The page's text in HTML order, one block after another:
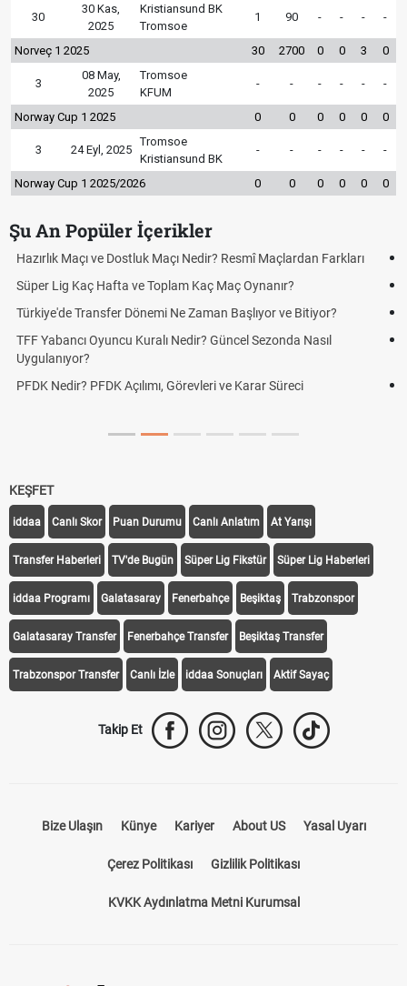
30
30 Kas,
2025
Kristiansund BK
Tromsoe
1 90 - - - -
Norveç 1 2025 30 2700 0 0 3 0
3
08 May,
2025
Tromsoe
KFUM
- - - - - -
Norway Cup 1 2025 0 0 0 0 0 0
3 24 Eyl, 2025
Tromsoe
Kristiansund BK
- - - - - -
Norway Cup 1 2025/2026 0 0 0 0 0 0
Şu An Popüler İçerikler
Puan Durumunda AG, OM ve Diğer Kısaltmalar Ne Anlama Gelir?
Skor Ne Demek? Sporda Skor ve Sonuç Kavramları
Futbol Nasıl Oynanır? Temel Futbol Kuralları
Deplasman Golü Kuralı Nedir? Hangi Organizasyonlarda
Uygulanıyor?
DGS Sonuçları Ne Zaman Açıklanacak 2026? ÖSYM Sonuç
KEŞFET
iddaa Canlı Skor Puan Durumu Canlı Anlatım At Yarışı
Transfer Haberleri TV'de Bugün Süper Lig Fikstür Süper Lig Haberleri
iddaa Programı Galatasaray Fenerbahçe Beşiktaş Trabzonspor
Galatasaray Transfer Fenerbahçe Transfer Beşiktaş Transfer
Trabzonspor Transfer Canlı İzle iddaa Sonuçları Aktif Sayaç
Takip Et
Bize Ulaşın Künye Kariyer About US Yasal Uyarı
Çerez Politikası Gizlilik Politikası
KVKK Aydınlatma Metni Kurumsal